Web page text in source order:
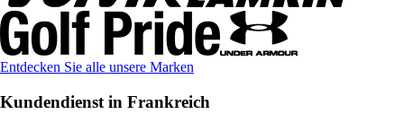
Entdecken Sie alle unsere Marken
Kundendienst in Frankreich